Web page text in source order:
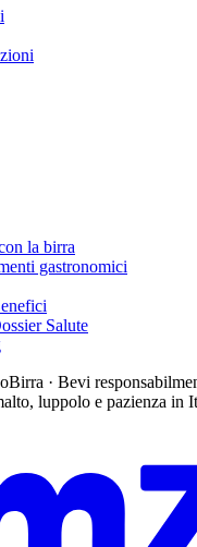
la birra
gastronomici
Salute
· Bevi
luppolo e pazienza in